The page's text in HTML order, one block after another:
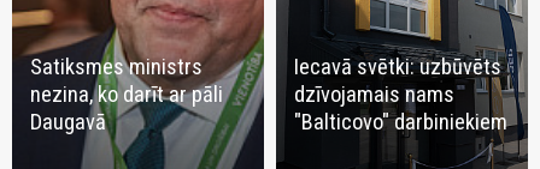
Satiksmes ministrs
nezina, ko darīt ar pāli
Daugavā
Iecavā svētki: uzbūvēts
dzīvojamais nams
"Balticovo" darbiniekiem